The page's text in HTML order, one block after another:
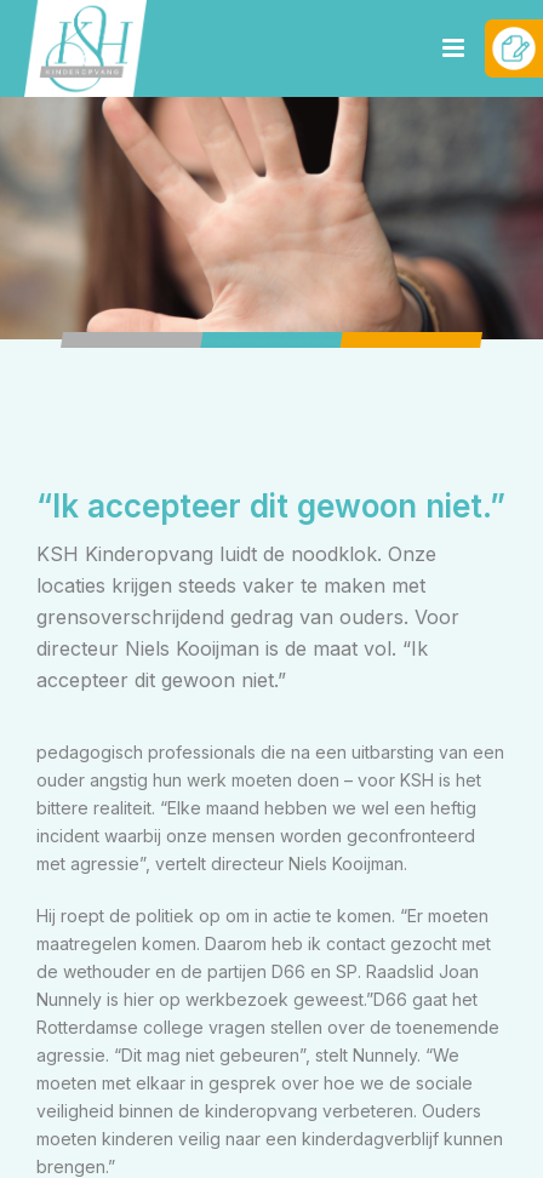
“Ik accepteer dit gewoon niet.”
KSH Kinderopvang luidt de noodklok. Onze
locaties krijgen steeds vaker te maken met
grensoverschrijdend gedrag van ouders. Voor
directeur Niels Kooijman is de maat vol. “Ik
accepteer dit gewoon niet.”
pedagogisch professionals die na een uitbarsting van een
ouder angstig hun werk moeten doen – voor KSH is het
bittere realiteit. “Elke maand hebben we wel een heftig
incident waarbij onze mensen worden geconfronteerd
met agressie”, vertelt directeur Niels Kooijman.
Hij roept de politiek op om in actie te komen. “Er moeten
maatregelen komen. Daarom heb ik contact gezocht met
de wethouder en de partijen D66 en SP. Raadslid Joan
Nunnely is hier op werkbezoek geweest.”D66 gaat het
Rotterdamse college vragen stellen over de toenemende
agressie. “Dit mag niet gebeuren”, stelt Nunnely. “We
moeten met elkaar in gesprek over hoe we de sociale
veiligheid binnen de kinderopvang verbeteren. Ouders
moeten kinderen veilig naar een kinderdagverblijf kunnen
brengen.”